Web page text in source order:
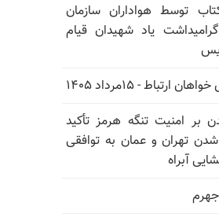
توسط هواداران سازمان
یاد شهیدان قیام
ارتباط - ۱۵مرداد ۱۴۰۵
بر امنیت تنگه هرمز تأکید
تهران و عمان به توافقی
آبراه